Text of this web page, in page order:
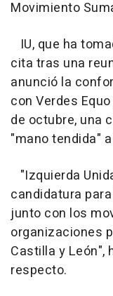
Movimiento
IU, que ha
cita tras una
anunció la
con Verdes
de octubre, una
"mano tendida"
"Izquierda
candidatura
junto con los
organizaciones
Castilla y León",
respecto.